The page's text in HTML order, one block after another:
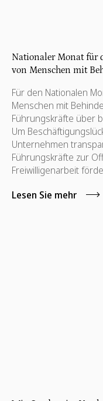
Nationaler Monat für
von Menschen mit
Für den Nationalen
Menschen mit
Führungskräfte über
Um
Unternehmen
Führungskräfte zur
Freiwilligenarbeit
Lesen Sie mehr